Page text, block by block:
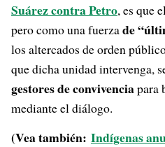
Suárez contra Petro, es que
pero como una fuerzade
los altercados de orden
que dicha unidad intervenga,
gestores de convivenciapara
mediante el diálogo.
(Vea también: Indígenas